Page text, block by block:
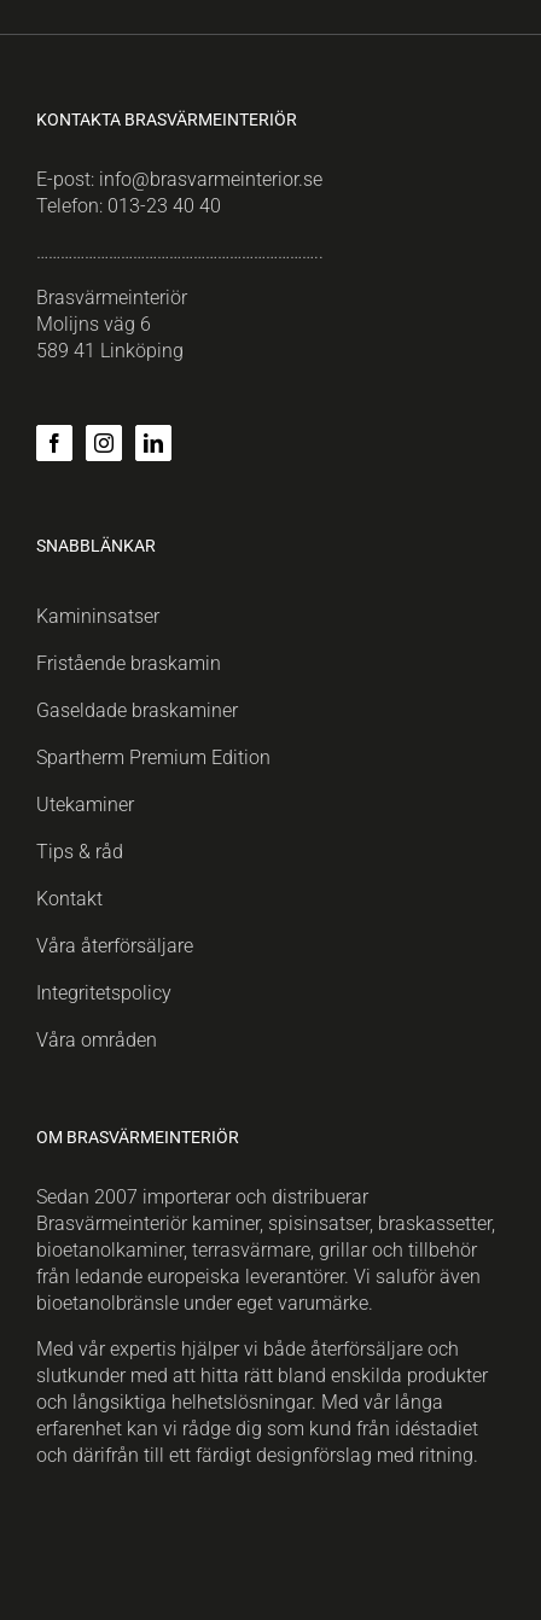
KONTAKTA BRASVÄRMEINTERIÖR
E-post: info@brasvarmeinterior.se
Telefon: 013-23 40 40
……………………………………………………………..
Brasvärmeinteriör
Molijns väg 6
589 41 Linköping
SNABBLÄNKAR
Kamininsatser
Fristående braskamin
Gaseldade braskaminer
Spartherm Premium Edition
Utekaminer
Tips & råd
Kontakt
Våra återförsäljare
Integritetspolicy
Våra områden
OM BRASVÄRMEINTERIÖR
Sedan 2007 importerar och distribuerar
Brasvärmeinteriör kaminer, spisinsatser, braskassetter,
bioetanolkaminer, terrasvärmare, grillar och tillbehör
från ledande europeiska leverantörer. Vi saluför även
bioetanolbränsle under eget varumärke.
Med vår expertis hjälper vi både återförsäljare och
slutkunder med att hitta rätt bland enskilda produkter
och långsiktiga helhetslösningar. Med vår långa
erfarenhet kan vi rådge dig som kund från idéstadiet
och därifrån till ett färdigt designförslag med ritning.